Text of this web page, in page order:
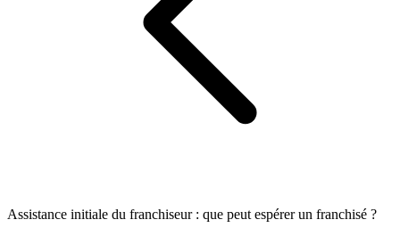
Assistance initiale du franchiseur : que peut espérer un franchisé ?